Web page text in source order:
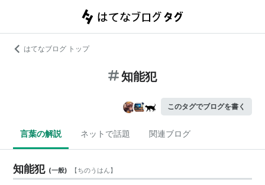
はてなブログ トップ
知能犯
このタグでブログを書く
言葉の解説 ネットで話題 関連ブログ
知能犯 (一般) 【ちのうはん】